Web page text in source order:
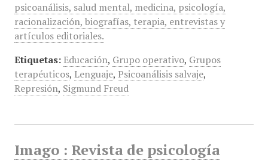
psicoanálisis, salud mental, medicina, psicología,
racionalización, biografías, terapia, entrevistas y
artículos editoriales.
Etiquetas: Educación, Grupo operativo, Grupos
terapéuticos, Lenguaje, Psicoanálisis salvaje,
Represión, Sigmund Freud
Imago : Revista de psicología